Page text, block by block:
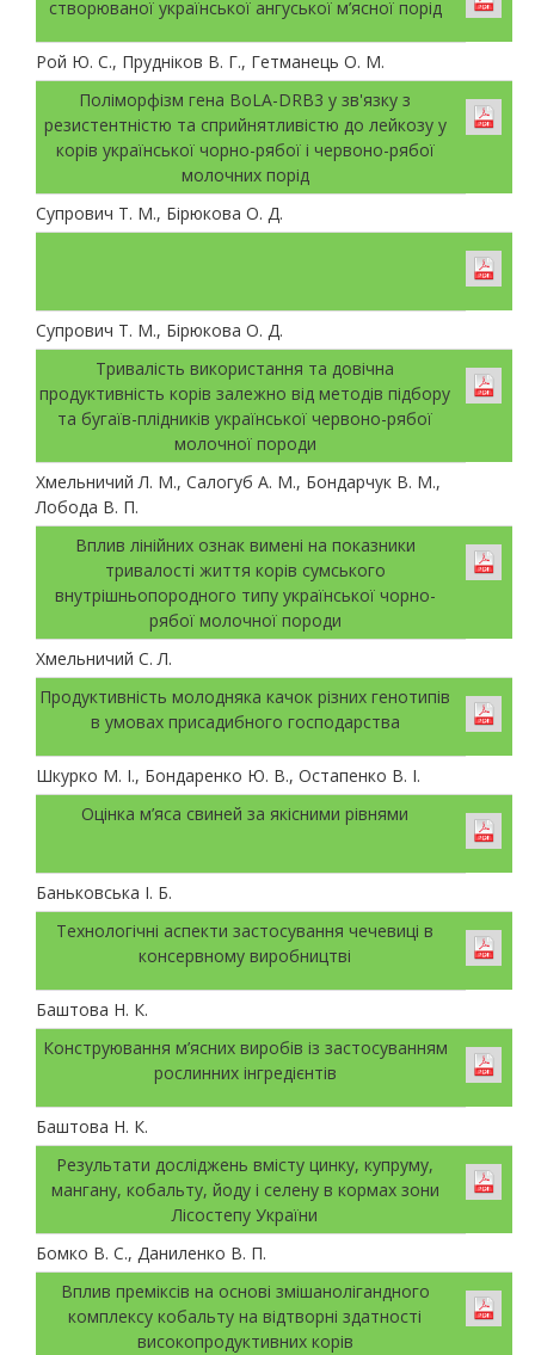
створюваної української ангуської м’ясної порід
Рой Ю. С., Прудніков В. Г., Гетманець О. М.
Поліморфізм гена BoLA-DRB3 у зв'язку з
резистентністю та сприйнятливістю до лейкозу у
корів української чорно-рябої і червоно-рябої
молочних порід
Супрович Т. М., Бірюкова О. Д.
Супрович Т. М., Бірюкова О. Д.
Тривалість використання та довічна
продуктивність корів залежно від методів підбору
та бугаїв-плідників української червоно-рябої
молочної породи
Хмельничий Л. М., Салогуб А. М., Бондарчук В. М.,
Лобода В. П.
Вплив лінійних ознак вимені на показники
тривалості життя корів сумського
внутрішньопородного типу української чорно-
рябої молочної породи
Хмельничий С. Л.
Продуктивність молодняка качок різних генотипів
в умовах присадибного господарства
Шкурко М. І., Бондаренко Ю. В., Остапенко В. І.
Оцінка м’яса свиней за якісними рівнями
Баньковська І. Б.
Технологічні аспекти застосування чечевиці в
консервному виробництві
Баштова Н. К.
Конструювання м’ясних виробів із застосуванням
рослинних інгредієнтів
Баштова Н. К.
Результати досліджень вмісту цинку, купруму,
мангану, кобальту, йоду і селену в кормах зони
Лісостепу України
Бомко В. С., Даниленко В. П.
Вплив преміксів на основі змішанолігандного
комплексу кобальту на відтворні здатності
високопродуктивних корів